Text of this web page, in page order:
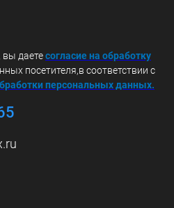
, вы даетесогласие на обработку
посетителя,в соответствии с
персональных данных.